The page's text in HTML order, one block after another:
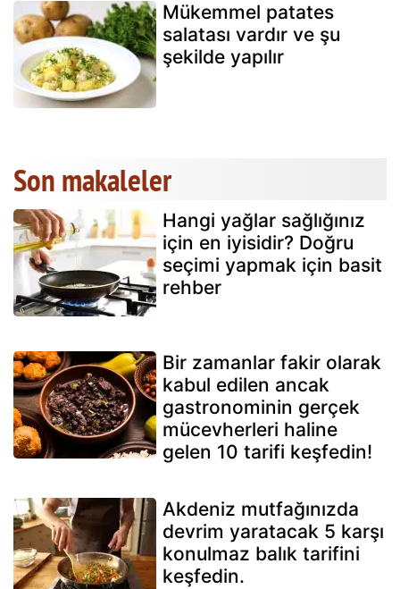
Mükemmel patates
salatası vardır ve şu
şekilde yapılır
Son makaleler
Hangi yağlar sağlığınız
için en iyisidir? Doğru
seçimi yapmak için basit
rehber
Bir zamanlar fakir olarak
kabul edilen ancak
gastronominin gerçek
mücevherleri haline
gelen 10 tarifi keşfedin!
Akdeniz mutfağınızda
devrim yaratacak 5 karşı
konulmaz balık tarifini
keşfedin.